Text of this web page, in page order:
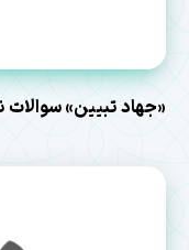
«جهاد تبیین»